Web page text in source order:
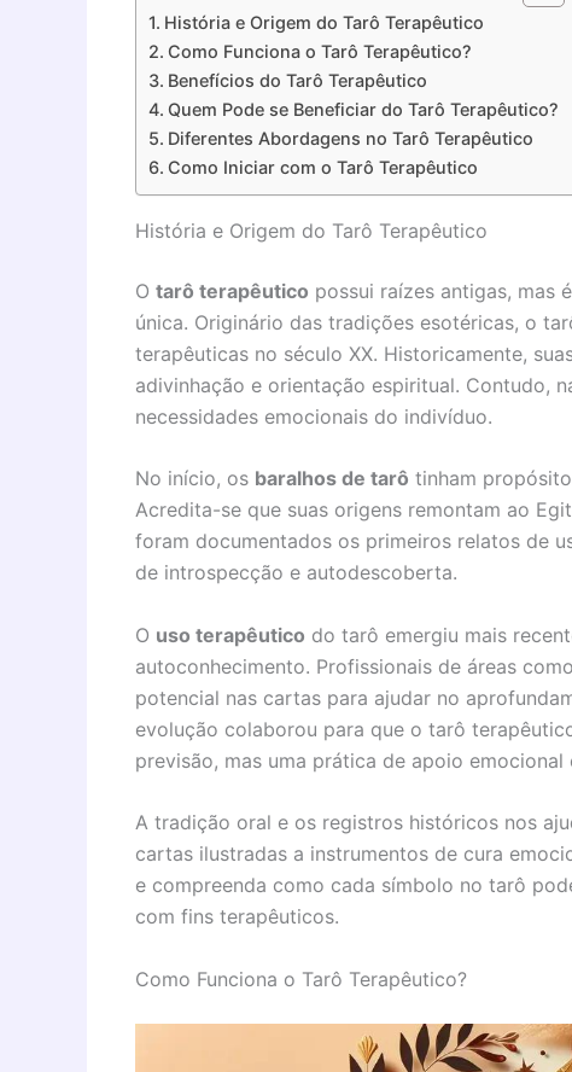
História e Origem do Tarô Terapêutico
Como Funciona o Tarô Terapêutico?
Benefícios do Tarô Terapêutico
Quem Pode se Beneficiar do Tarô Terapêutico?
Diferentes Abordagens no Tarô Terapêutico
Como Iniciar com o Tarô Terapêutico
História e Origem do Tarô Terapêutico
O tarô terapêutico possui raízes antigas, mas
única. Originário das tradições esotéricas, o
terapêuticas no século XX. Historicamente,
adivinhação e orientação espiritual. Contudo,
necessidades emocionais do indivíduo.
No início, os baralhos de tarô tinham
Acredita-se que suas origens remontam ao
foram documentados os primeiros relatos de
de introspecção e autodescoberta.
O uso terapêutico do tarô emergiu mais
autoconhecimento. Profissionais de áreas
potencial nas cartas para ajudar no
evolução colaborou para que o tarô
previsão, mas uma prática de apoio emocional
A tradição oral e os registros históricos nos
cartas ilustradas a instrumentos de cura
e compreenda como cada símbolo no tarô
com fins terapêuticos.
Como Funciona o Tarô Terapêutico?